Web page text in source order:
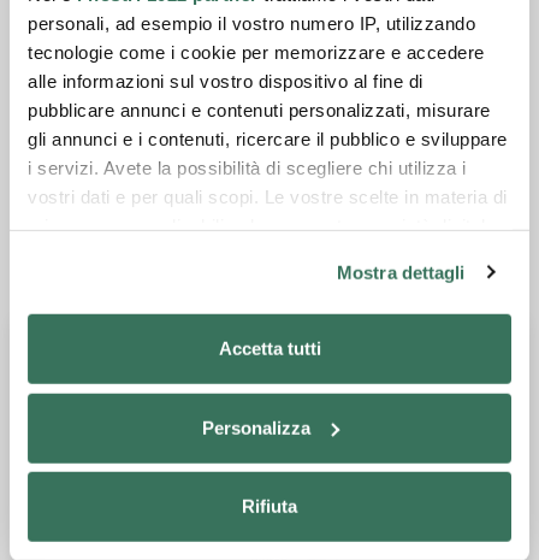
personali, ad esempio il vostro numero IP, utilizzando
tecnologie come i cookie per memorizzare e accedere
alle informazioni sul vostro dispositivo al fine di
pubblicare annunci e contenuti personalizzati, misurare
gli annunci e i contenuti, ricercare il pubblico e sviluppare
i servizi. Avete la possibilità di scegliere chi utilizza i
vostri dati e per quali scopi. Le vostre scelte in materia di
modificare o revocare il proprio consenso in qualsiasi
momento dalla Dichiarazione sui cookie o facendo clic
sull'icona di attivazione della privacy.
Con il tuo consenso, vorremmo anche:
raccogliere informazioni sulla tua posizione
geografica, con un'approssimazione di qualche
Identificare il tuo dispositivo, scansionandolo
attivamente alla ricerca di caratteristiche specifiche
Mostra dettagli
Accetta tutti
Personalizza
Rifiuta
version AP Descente du plateau supérieur
commandée par pédale, complet de bande de
sécurité
Fiche technique
Catalogue général